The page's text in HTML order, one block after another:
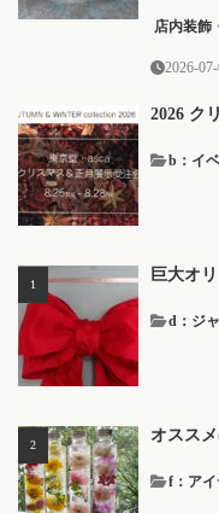
店内装飾
2026-
2026 ク
b：イ
巨大オ
d：ジ
オスス
f：ア